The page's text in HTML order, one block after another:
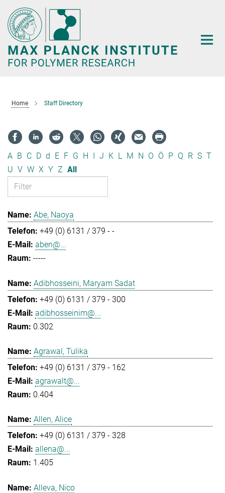
Main-
Content
Home Staff Directory
A B C D d E F G H I J K L M N O Ö P Q R S T
U V W X Y Z All
Abe, Naoya
+49 (0) 6131 / 379 - -
aben@...
-----
Adibhosseini, Maryam Sadat
+49 (0) 6131 / 379 - 300
adibhosseinim@...
0.302
Agrawal, Tulika
+49 (0) 6131 / 379 - 162
agrawalt@...
0.404
Allen, Alice
+49 (0) 6131 / 379 - 328
allena@...
1.405
Alleva, Nico